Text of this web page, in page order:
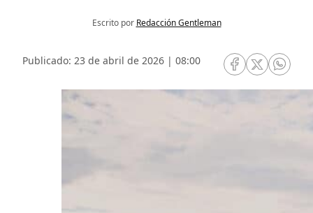
Escrito por Redacción Gentleman
Publicado: 23 de abril de 2026 | 08:00
RRSS Facebook
RRSSRRSS